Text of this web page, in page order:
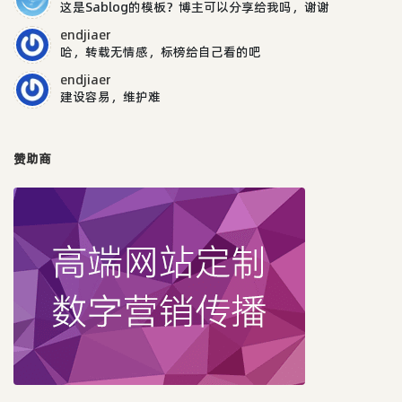
这是Sablog的模板？博主可以分享给我吗，谢谢
endjiaer
哈，转载无情感，标榜给自己看的吧
endjiaer
建设容易，维护难
赞助商